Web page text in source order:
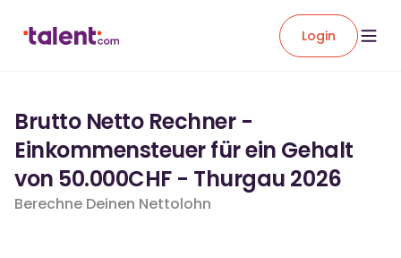
Login
Brutto Netto Rechner -
Einkommensteuer für ein Gehalt
von 50.000CHF - Thurgau 2026
Berechne Deinen Nettolohn